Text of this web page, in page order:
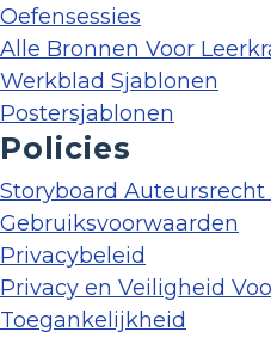
Oefensessies
Alle Bronnen Voor
Werkblad Sjablonen
Postersjablonen
Policies
Storyboard
Gebruiksvoorwaarden
Privacybeleid
Privacy en Veiligheid
Toegankelijkheid